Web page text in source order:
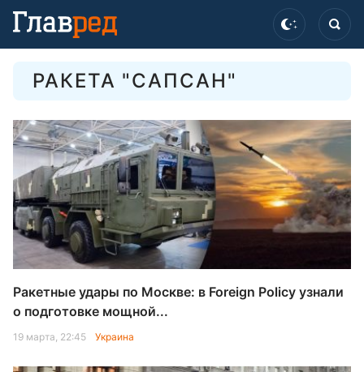
РАКЕТА "САПСАН"
Ракетные удары по Москве: в Foreign Policy узнали
о подготовке мощной...
19 марта, 22:45 Украина